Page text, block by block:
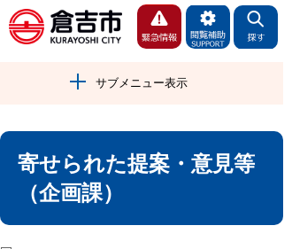
サブメニュー表示
寄せられた提案・意見等
（企画課）